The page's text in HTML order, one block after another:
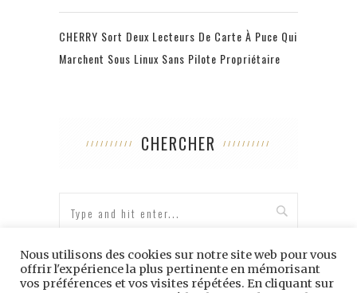
CHERRY Sort Deux Lecteurs De Carte À Puce Qui
Marchent Sous Linux Sans Pilote Propriétaire
CHERCHER